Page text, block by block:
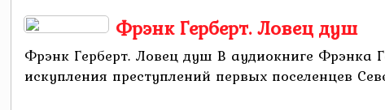
Фрэнк Герберт. Ловец душ
Фрэнк Герберт. Ловец душ В аудиокниге Фрэнка
искупления преступлений первых поселенцев